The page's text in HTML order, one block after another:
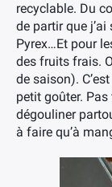
recyclable. Du
de partir que
Pyrex…Et pour
des fruits frais.
de saison).
petit goûter.
dégouliner
à faire qu’à